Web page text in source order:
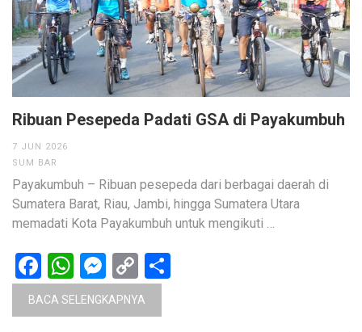
Ribuan Pesepeda Padati GSA di Payakumbuh
7 JUN 2026
SUM BAR
Payakumbuh – Ribuan pesepeda dari berbagai daerah di
Sumatera Barat, Riau, Jambi, hingga Sumatera Utara
memadati Kota Payakumbuh untuk mengikuti …
Facebook
WhatsApp
Messenger
Copy
Link
BACA SELENGKAPNYA